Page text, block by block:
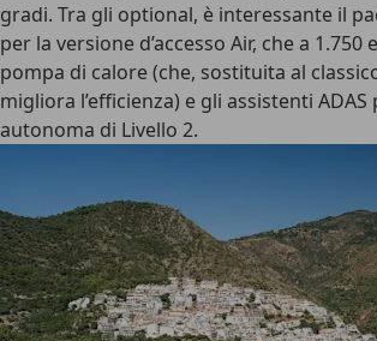
gradi. Tra gli optional, è interessante il
per la versione d’accesso Air, che a 1.750
pompa di calore (che, sostituita al
migliora l’efficienza) e gli assistenti
autonoma di Livello 2.